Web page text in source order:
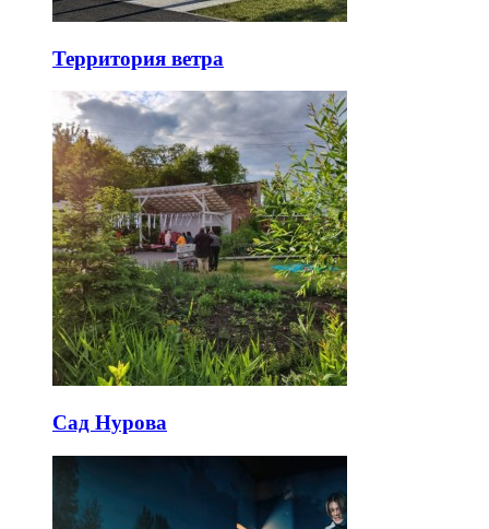
Территория ветра
Сад Нурова